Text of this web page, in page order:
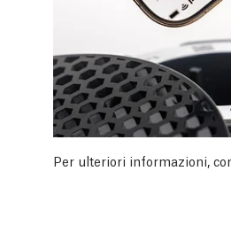
Per ulteriori informazioni,